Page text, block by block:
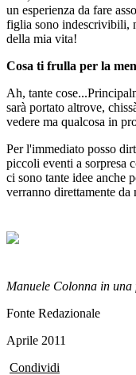
un esperienza da fare
figlia sono indescrivibili,
della mia vita!
Cosa ti frulla per la
Ah, tante
sarà portato altrove,
vedere ma qualcosa in
Per l'immediato posso
piccoli eventi a sorpresa
ci sono tante idee anche
verranno direttamente da
Manuele Colonna in
Fonte Redazionale
Aprile 2011
Condividi